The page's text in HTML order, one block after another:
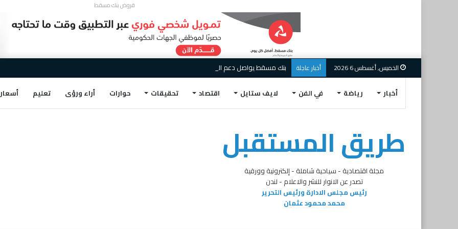
قروض بنك مسقط
الخميس, أغسطس 6 2026 أخبار عاجلة بنك مسقط يواصل دعم التنمية السياحية والاقتصادية كراعٍ مصرفي لملتقى أجواء الأشخرة 2026
أخبار رياضة في الفن لايف ستايل اقتصاد تحقيقات حوارات أراء ورؤى تعليم أسعار
طريق المستقبل
مجلة اقتصادية - سياحية شاملة - إلكترونية وورقية
تصدر عن الانوار للنشر والاعلام - لندن
رئيس مجلس الادارة ورئيس التحرير
محمد محمود عثمان